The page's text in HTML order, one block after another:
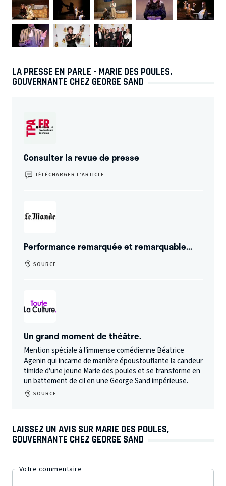
LA PRESSE EN PARLE - MARIE DES POULES,
GOUVERNANTE CHEZ GEORGE SAND
Consulter la revue de presse
TÉLÉCHARGER L’ARTICLE
Performance remarquée et remarquable...
SOURCE
Un grand moment de théâtre.
Mention spéciale à l’immense comédienne Béatrice
Agenin qui incarne de manière époustouflante la candeur
timide d’une jeune Marie des poules et se transforme en
un battement de cil en une George Sand impérieuse.
SOURCE
LAISSEZ UN AVIS SUR MARIE DES POULES,
GOUVERNANTE CHEZ GEORGE SAND
Votre commentaire